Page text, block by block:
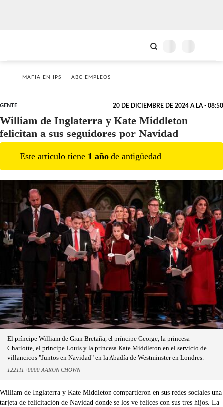
MAFIA EN IPS ABC EMPLEOS
GENTE 20 DE DICIEMBRE DE 2024 A LA - 08:50
William de Inglaterra y Kate Middleton
felicitan a sus seguidores por Navidad
Este artículo tiene 1 año de antigüedad
El príncipe William de Gran Bretaña, el príncipe George, la princesa
Charlotte, el príncipe Louis y la princesa Kate Middleton en el servicio de
villancicos "Juntos en Navidad" en la Abadía de Westminster en Londres.
122111+0000 AARON CHOWN
William de Inglaterra y Kate Middleton compartieron en sus redes sociales una
tarjeta de felicitación de Navidad donde se los ve felices con sus tres hijos. La